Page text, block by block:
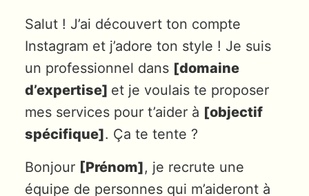
Salut ! J’ai découvert ton compte
Instagram et j’adore ton style ! Je suis
un professionnel dans [domaine
d’expertise] et je voulais te proposer
mes services pour t’aider à [objectif
spécifique]. Ça te tente ?
Bonjour [Prénom], je recrute une
équipe de personnes qui m’aideront à